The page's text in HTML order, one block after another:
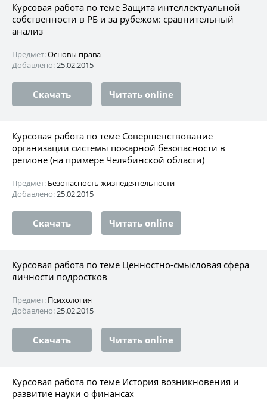
Курсовая работа по теме Защита интеллектуальной
собственности в РБ и за рубежом: сравнительный
анализ
Предмет:Основы права
Добавлено:25.02.2015
Скачать Читать online
Курсовая работа по теме Совершенствование
организации системы пожарной безопасности в
регионе (на примере Челябинской области)
Предмет: Безопасность жизнедеятельности
Добавлено:25.02.2015
Скачать Читать online
Курсовая работа по теме Ценностно-смысловая сфера
личности подростков
Предмет: Психология
Добавлено:25.02.2015
Скачать Читать online
Курсовая работа по теме История возникновения и
развитие науки о финансах